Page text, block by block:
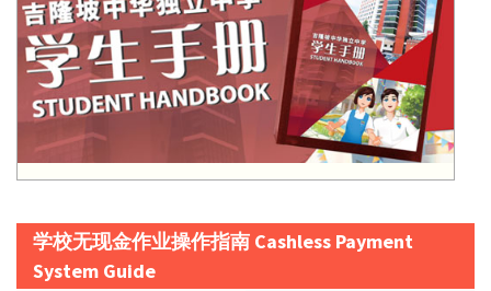
学校无现金作业操作指南 Cashless Payment
System Guide